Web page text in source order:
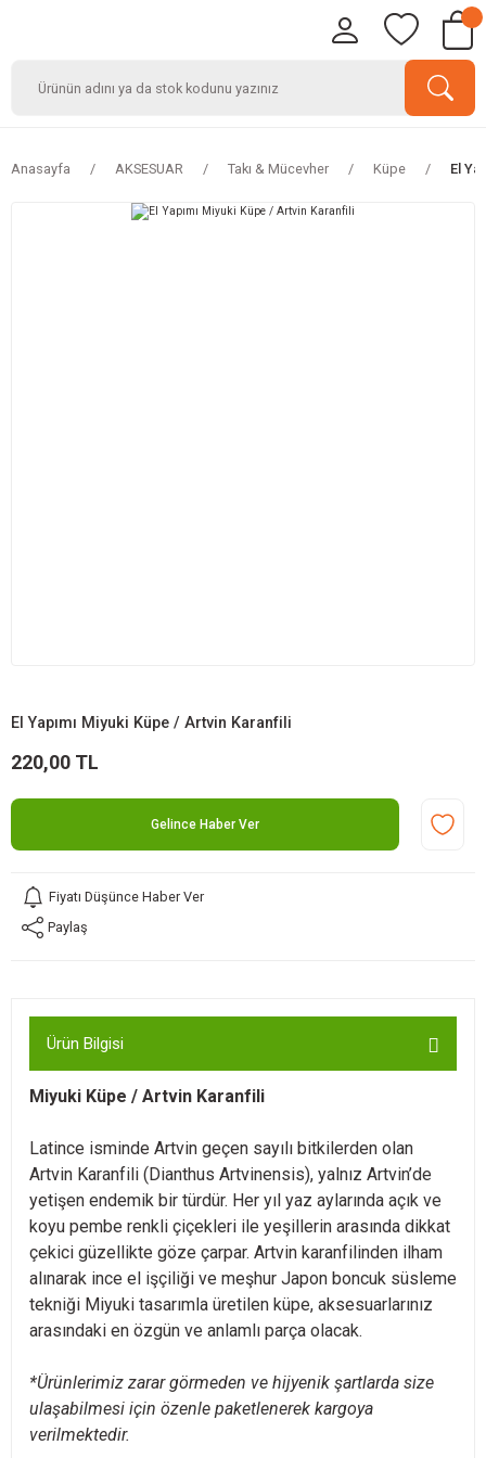
Anasayfa AKSESUAR Takı & Mücevher Küpe El
El Yapımı Miyuki Küpe / Artvin Karanfili
220,00 TL
Gelince Haber Ver
Fiyatı Düşünce Haber Ver
Paylaş
Ürün Bilgisi
Miyuki Küpe / Artvin Karanfili
Latince isminde Artvin geçen sayılı bitkilerden olan
Artvin Karanfili (Dianthus Artvinensis), yalnız Artvin’de
yetişen endemik bir türdür. Her yıl yaz aylarında açık ve
koyu pembe renkli çiçekleri ile yeşillerin arasında dikkat
çekici güzellikte göze çarpar. Artvin karanfilinden ilham
alınarak ince el işçiliği ve meşhur Japon boncuk süsleme
tekniği Miyuki tasarımla üretilen küpe, aksesuarlarınız
arasındaki en özgün ve anlamlı parça olacak.
*Ürünlerimiz zarar görmeden ve hijyenik şartlarda size
ulaşabilmesi için özenle paketlenerek kargoya
verilmektedir.